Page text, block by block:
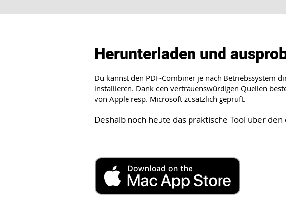
Herunterladen und
Du kannst den PDF-Combiner je nach Betriebssystem
installieren. Dank den vertrauenswürdigen Quellen
von Apple resp. Microsoft zusätzlich geprüft.
Deshalb noch heute das praktische Tool über